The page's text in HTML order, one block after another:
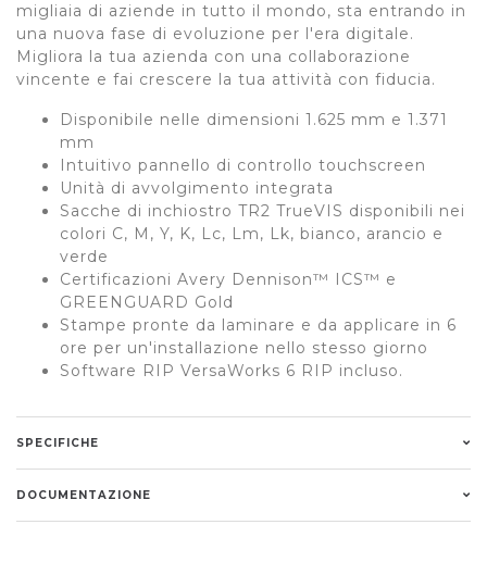
migliaia di aziende in tutto il mondo, sta entrando in
una nuova fase di evoluzione per l'era digitale.
Migliora la tua azienda con una collaborazione
vincente e fai crescere la tua attività con fiducia.
Disponibile nelle dimensioni 1.625 mm e 1.371
mm
Intuitivo pannello di controllo touchscreen
Unità di avvolgimento integrata
Sacche di inchiostro TR2 TrueVIS disponibili nei
colori C, M, Y, K, Lc, Lm, Lk, bianco, arancio e
verde
Certificazioni Avery Dennison™ ICS™ e
GREENGUARD Gold
Stampe pronte da laminare e da applicare in 6
ore per un'installazione nello stesso giorno
Software RIP VersaWorks 6 RIP incluso.
SPECIFICHE
DOCUMENTAZIONE